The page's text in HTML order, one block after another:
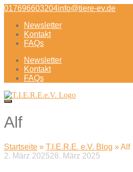
Direkt
Inhalt
017696603204info@tiere-ev.de
Newsletter
Kontakt
FAQs
Newsletter
Kontakt
FAQs
Alf
Startseite » T.I.E.R.E. e.V. Blog »Alf
2. März 202528. März 2025